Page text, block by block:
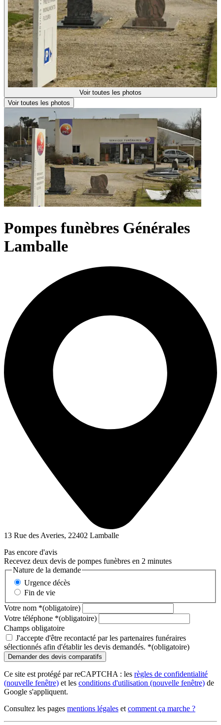
Voir toutes les photos
Voir toutes les photos
Pompes funèbres Générales
Lamballe
13 Rue des Averies, 22402 Lamballe
Pas encore d'avis
Recevez deux devis de pompes funèbres en 2 minutes
Nature de la demande
Urgence décès
Fin de vie
Votre nom *(obligatoire)
Votre téléphone *(obligatoire)
Champs obligatoire
J'accepte d'être recontacté par les partenaires funéraires
sélectionnés afin d'établir les devis demandés. *(obligatoire)
Ce site est protégé par reCAPTCHA : les règles de confidentialité
(nouvelle fenêtre) et les conditions d'utilisation (nouvelle fenêtre) de
Google s'appliquent.
Consultez les pages mentions légales et comment ça marche ?